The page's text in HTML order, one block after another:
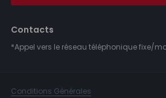
Contacts
*Appel vers le réseau téléphonique fixe/
Conditions Générales